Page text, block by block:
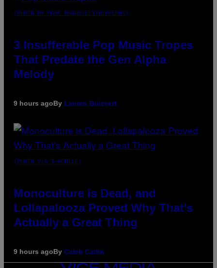
(PHOTO BY MARC BROUSSELY/REDFERNS)
3 Insufferable Pop Music Tropes
That Predate the Gen Alpha
Melody
9 hours agoBy Lauren Boisvert
(PHOTO VIA T-MOBILE)
Monoculture is Dead, and
Lollapalooza Proved Why That’s
Actually a Great Thing
9 hours agoBy Caleb Catlin
VICE